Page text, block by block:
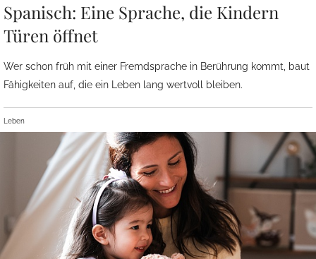
Spanisch: Eine Sprache, die Kindern
Türen öffnet
Wer schon früh mit einer Fremdsprache in Berührung kommt, baut
Fähigkeiten auf, die ein Leben lang wertvoll bleiben.
Leben